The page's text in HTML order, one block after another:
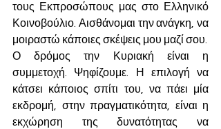
τους Εκπροσώπους μας στο Ελληνικό
Κοινοβούλιο. Αισθάνομαι την ανάγκη, να
μοιραστώ κάποιες σκέψεις μου μαζί σου.
Ο δρόμος την Κυριακή είναι η
συμμετοχή. Ψηφίζουμε. Η επιλογή να
κάτσει κάποιος σπίτι του, να πάει μία
εκδρομή, στην πραγματικότητα, είναι η
εκχώρηση της δυνατότητας να